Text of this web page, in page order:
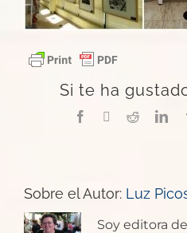
Si te ha
Facebook Reddit
Sobre el Autor: Luz
Soy editora